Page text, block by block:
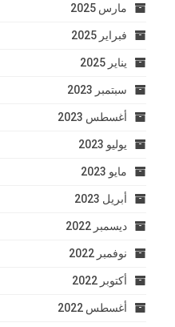
مارس 2025
فبراير 2025
يناير 2025
سبتمبر 2023
أغسطس 2023
يوليو 2023
مايو 2023
أبريل 2023
ديسمبر 2022
نوفمبر 2022
أكتوبر 2022
أغسطس 2022